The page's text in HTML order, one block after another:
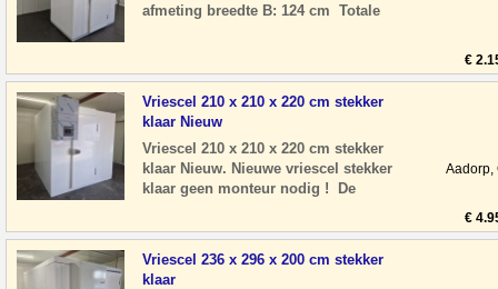
afmeting breedte B: 124 cm Totale
€
Vriescel 210 x 210 x 220 cm stekker
klaar Nieuw
Vriescel 210 x 210 x 220 cm stekker
klaar Nieuw. Nieuwe vriescel stekker
klaar geen monteur nodig ! De
beschermfolie. A
Aadorp,
€
Vriescel 236 x 296 x 200 cm stekker
klaar